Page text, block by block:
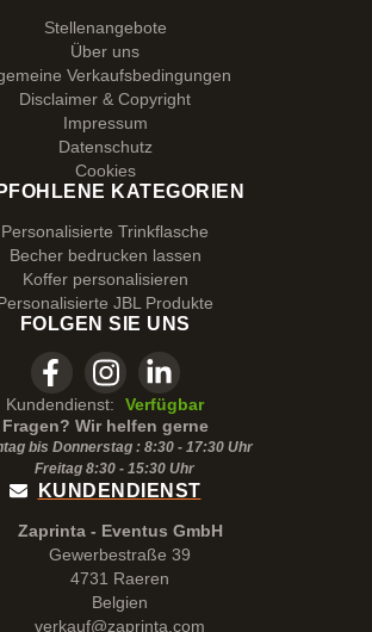
Stellenangebote
Über uns
Verkaufsbedingungen
Disclaimer & Copyright
Impressum
Datenschutz
Cookies
KATEGORIEN
Personalisierte Trinkflasche
Becher bedrucken lassen
Koffer personalisieren
JBL Produkte
FOLGEN SIE UNS
Kundendienst:
Verfügbar
Fragen? Wir helfen gerne
bis Donnerstag : 8:30 - 17:30 Uhr
Freitag 8:30 - 15:30Uhr
KUNDENDIENST
Zaprinta - Eventus GmbH
Gewerbestraße 39
4731 Raeren
Belgien
verkauf@zaprinta.com